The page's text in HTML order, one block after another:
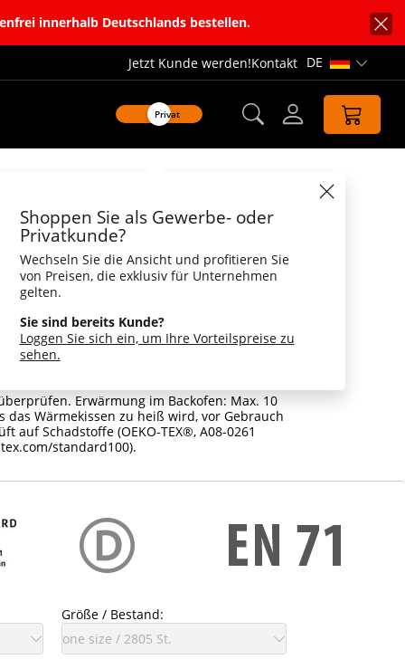
innerhalb Deutschlands bestellen.
Jetzt Kunde werden!Kontakt DE
Privat
Shoppen Sie als Gewerbe- oder
Privatkunde?
Wechseln Sie die Ansicht und profitieren Sie
von Preisen, die exklusiv für Unternehmen
gelten.
Sie sind bereits Kunde?
Loggen Sie sich ein, um Ihre Vorteilspreise zu
sehen.
Wärmekissen
sie daher, die neuen Wechselbezüge
Häschen, Panda oder Fuchs: Mit
sind Bauchweh oder Magenschmerzen
werden die Bezüge mit einem
Preise für Plüschtiere ohne Wärmekissen.
wir folgende Anwendung: Erwärmung in
bei max. 600 Watt. Erwärmtes Kissen
Erwärmung im Backofen: Max. 10
das Wärmekissen zu heiß wird, vor Gebrauch
auf Schadstoffe (OEKO-TEX®, A08-0261
standard100).
Größe / Bestand: